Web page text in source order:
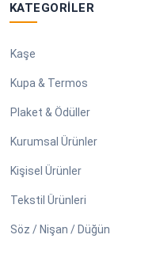
KATEGORILER
Kaşe
Kupa & Termos
Plaket & Ödüller
Kurumsal Ürünler
Kişisel Ürünler
Tekstil Ürünleri
Söz / Nişan / Düğün